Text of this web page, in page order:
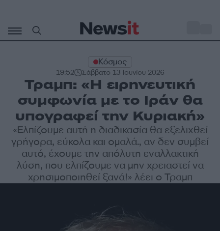
περιεχόμενο
Κόσμος
19:52 Σάββατο 13 Ιουνίου 2026
Τραμπ: «Η ειρηνευτική
συμφωνία με το Ιράν θα
υπογραφεί την Κυριακή»
«Ελπίζουμε αυτή η διαδικασία θα εξελιχθεί
γρήγορα, εύκολα και ομαλά., αν δεν συμβεί
αυτό, έχουμε την απόλυτη εναλλακτική
λύση, που ελπίζουμε να μην χρειαστεί να
χρησιμοποιηθεί ξανά!» λέει ο Τραμπ